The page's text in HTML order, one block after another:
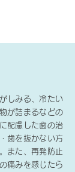
しみる、冷たい
が詰まるなどの
配慮した歯の治
歯を抜かない方
また、再発防止
痛みを感じたら